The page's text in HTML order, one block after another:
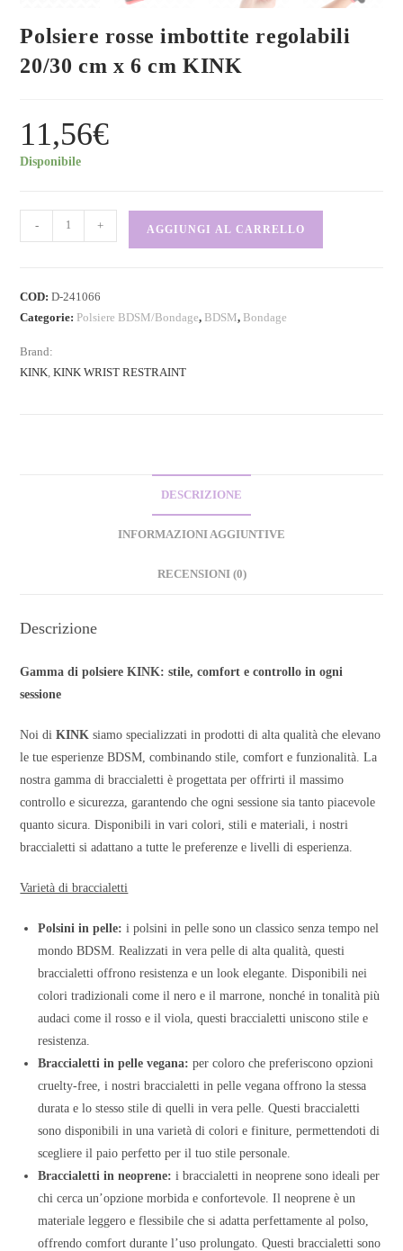
Polsiere rosse imbottite regolabili
20/30 cm x 6 cm KINK
11,56€
Disponibile
- + AGGIUNGI AL CARRELLO
COD:D-241066
Categorie: Polsiere BDSM/Bondage, BDSM, Bondage
Brand:
KINK ,KINK WRIST RESTRAINT
DESCRIZIONE
INFORMAZIONI AGGIUNTIVE
RECENSIONI (0)
Descrizione
Gamma di polsiere KINK: stile, comfort e controllo in ogni
sessione
Noi diKINK siamo specializzati in prodotti di alta qualità che elevano
le tue esperienze BDSM, combinando stile, comfort e funzionalità. La
nostra gamma di braccialetti è progettata per offrirti il massimo
controllo e sicurezza, garantendo che ogni sessione sia tanto piacevole
quanto sicura. Disponibili in vari colori, stili e materiali, i nostri
braccialetti si adattano a tutte le preferenze e livelli di esperienza.
Varietà di braccialetti
Polsini in pelle: i polsini in pelle sono un classico senza tempo nel
mondo BDSM. Realizzati in vera pelle di alta qualità, questi
braccialetti offrono resistenza e un look elegante. Disponibili nei
colori tradizionali come il nero e il marrone, nonché in tonalità più
audaci come il rosso e il viola, questi braccialetti uniscono stile e
resistenza.
Braccialetti in pelle vegana: per coloro che preferiscono opzioni
cruelty-free, i nostri braccialetti in pelle vegana offrono la stessa
durata e lo stesso stile di quelli in vera pelle. Questi braccialetti
sono disponibili in una varietà di colori e finiture, permettendoti di
scegliere il paio perfetto per il tuo stile personale.
Braccialetti in neoprene: i braccialetti in neoprene sono ideali per
chi cerca un’opzione morbida e confortevole. Il neoprene è un
materiale leggero e flessibile che si adatta perfettamente al polso,
offrendo comfort durante l’uso prolungato. Questi braccialetti sono